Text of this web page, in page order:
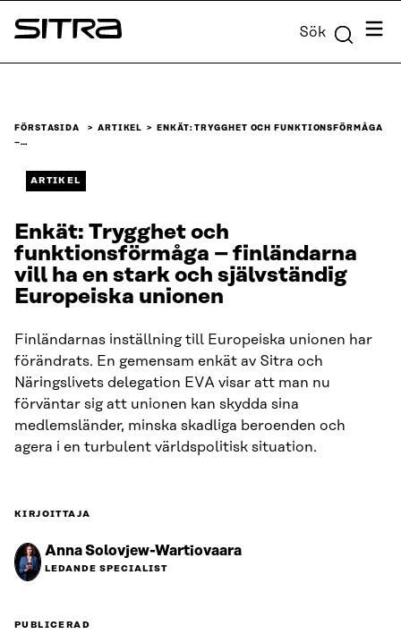
Skip to
content
Sitra Sök Meny
FÖRSTASIDA ARTIKEL
ENKÄT: TRYGGHET OCH FUNKTIONSFÖRMÅGA
–…
ARTIKEL
Enkät: Trygghet och
funktionsförmåga – finländarna
vill ha en stark och självständig
Europeiska unionen
Finländarnas inställning till Europeiska unionen har
förändrats. En gemensam enkät av Sitra och
Näringslivets delegation EVA visar att man nu
förväntar sig att unionen kan skydda sina
medlemsländer, minska skadliga beroenden och
agera i en turbulent världspolitisk situation.
KIRJOITTAJA
Anna Solovjew-Wartiovaara
LEDANDE SPECIALIST
PUBLICERAD